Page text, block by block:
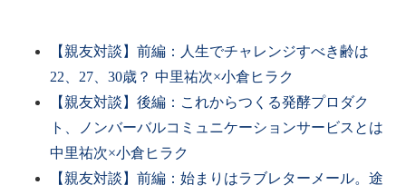
【親友対談】前編：人生でチャレンジすべき齢は
22、27、30歳？ 中里祐次×小倉ヒラク
【親友対談】後編：これからつくる発酵プロダク
ト、ノンバーバルコミュニケーションサービスとは
中里祐次×小倉ヒラク
【親友対談】前編：始まりはラブレターメール。途